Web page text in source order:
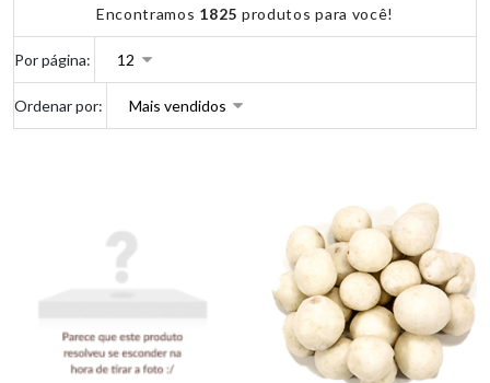
Encontramos 1825 produtos para você!
Por página:
Ordenar por: